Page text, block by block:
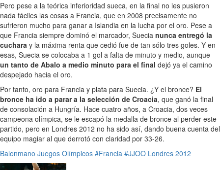
Pero pese a la teórica inferioridad sueca, en la final no les pusieron
nada fáciles las cosas a Francia, que en 2008 precisamente no
sufrieron mucho para ganar a Islandia en la lucha por el oro. Pese a
que Francia siempre dominó el marcador, Suecia nunca entregó la
cuchara y la máxima renta que cedió fue de tan sólo tres goles. Y en
esas, Suecia se colocaba a 1 gol a falta de minuto y medio, aunque
un tanto de Abalo a medio minuto para el final dejó ya el camino
despejado hacia el oro.
Por tanto, oro para Francia y plata para Suecia. ¿Y el bronce? El
bronce ha ido a parar a la selección de Croacia, que ganó la final
de consolación a Hungría. Hace cuatro años, a Croacia, dos veces
campeona olímpica, se le escapó la medalla de bronce al perder este
partido, pero en Londres 2012 no ha sido así, dando buena cuenta del
equipo magiar al que derrotó con claridad por 33-26.
Balonmano Juegos Olímpicos #Francia #JJOO Londres 2012